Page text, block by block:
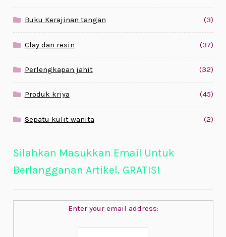
Buku Kerajinan tangan (3)
Clay dan resin (37)
Perlengkapan jahit (32)
Produk kriya (45)
Sepatu kulit wanita (2)
Silahkan Masukkan Email Untuk
Berlangganan Artikel. GRATIS!
Enter your email address: